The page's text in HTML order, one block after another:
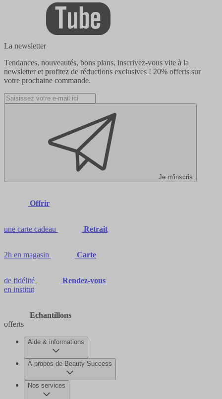
La newsletter
Tendances, nouveautés, bons plans, inscrivez-vous vite à la
newsletter et profitez de réductions exclusives ! 20% offerts sur
votre prochaine commande.
Je m'inscris
Offrir
une carte cadeau Retrait
2h en magasin Carte
de fidélité
Rendez-vous
en institut
Echantillons
offerts
Aide & informations
À propos de Beauty Success
Nos services